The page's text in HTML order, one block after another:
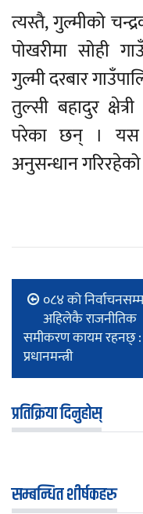
त्यस्तै, गुल्मीको
पोखरीमा सोही
गुल्मी दरबार
तुल्सी बहादुर
परेका छन् । यस
अनुसन्धान
०८४ को निर्वाचनसम्म
अहिलेकै राजनीतिक
समीकरण कायम रहनछ् :
प्रधानमन्त्री
प्रतिक्रिया दिनुहोस्
सम्बन्धित शीर्षकहरु